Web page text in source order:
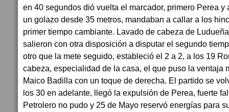
en 40 segundos dió vuelta el marcador, primero Perea
un golazo desde 35 metros, mandaban a callar a los
primer tiempo cambiante. Lavado de cabeza de
salieron con otra disposición a disputar el segundo
otro que la mete seguido, estableció el 2 a 2, a los 19
cabeza, especialidad de la casa, el que puso la ventaja
Maico Badilla con un toque de derecha. El partido se
los 30 en adelante, llegó la expulsión de Perea, fuerte
Petrolero no pudo y 25 de Mayo reservó energías para